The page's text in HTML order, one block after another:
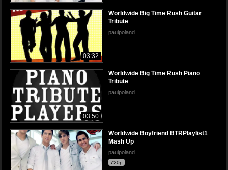
03:32
Worldwide Big Time Rush Guitar
Tribute
paulpoland
03:50
Worldwide Big Time Rush Piano
Tribute
paulpoland
Worldwide Boyfriend BTRPlaylist1
Mash Up
paulpoland
720p